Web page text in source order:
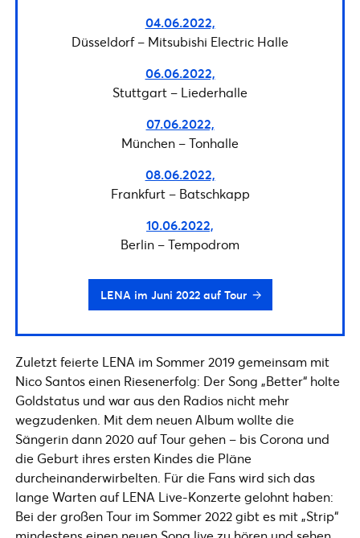
04.06.2022,
Düsseldorf – Mitsubishi Electric Halle
06.06.2022,
Stuttgart – Liederhalle
07.06.2022,
München – Tonhalle
08.06.2022,
Frankfurt – Batschkapp
10.06.2022,
Berlin – Tempodrom
LENA im Juni 2022 auf Tour
Zuletzt feierte LENA im Sommer 2019 gemeinsam mit
Nico Santos einen Riesenerfolg: Der Song „Better“ holte
Goldstatus und war aus den Radios nicht mehr
wegzudenken. Mit dem neuen Album wollte die
Sängerin dann 2020 auf Tour gehen – bis Corona und
die Geburt ihres ersten Kindes die Pläne
durcheinanderwirbelten. Für die Fans wird sich das
lange Warten auf LENA Live-Konzerte gelohnt haben:
Bei der großen Tour im Sommer 2022 gibt es mit „Strip“